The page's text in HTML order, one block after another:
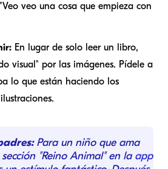
veo una cosa que empieza con
En lugar de solo leer un libro,
visual" por las imágenes. Pídele a
lo que están haciendo los
Para un niño que ama
"Reino Animal" en la app